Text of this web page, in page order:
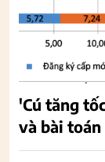
'Cú tăng
và bài toán